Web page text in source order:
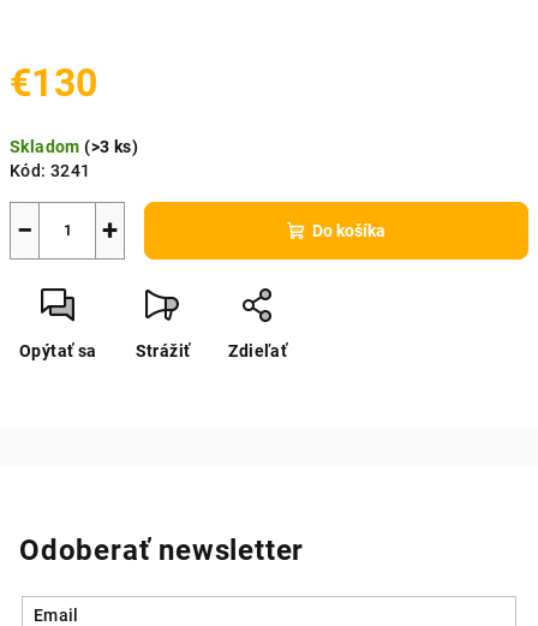
€130
cena:
Skladom(>3 ks)
Kód: 3241
+
− Do košíka
Opýtať sa Strážiť Zdieľať
Odoberať newsletter
Email